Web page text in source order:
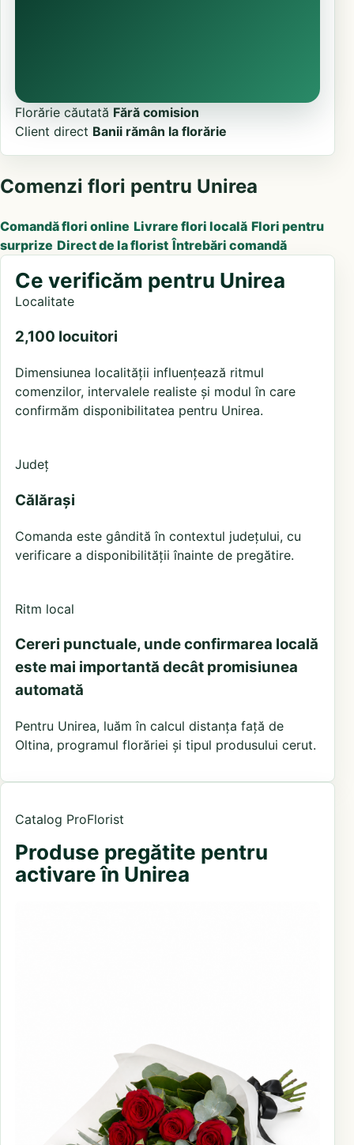
Florărie căutată Fără comision
Client direct Banii rămân la florărie
Comenzi flori pentru Unirea
Comandă flori online Livrare flori locală Flori pentru
surprize Direct de la florist Întrebări comandă
Ce verificăm pentru Unirea
Localitate
2,100 locuitori
Dimensiunea localității influențează ritmul
comenzilor, intervalele realiste și modul în care
confirmăm disponibilitatea pentru Unirea.
Județ
Călărași
Comanda este gândită în contextul județului, cu
verificare a disponibilității înainte de pregătire.
Ritm local
Cereri punctuale, unde confirmarea locală
este mai importantă decât promisiunea
automată
Pentru Unirea, luăm în calcul distanța față de
Oltina, programul florăriei și tipul produsului cerut.
Catalog ProFlorist
Produse pregătite pentru
activare în Unirea